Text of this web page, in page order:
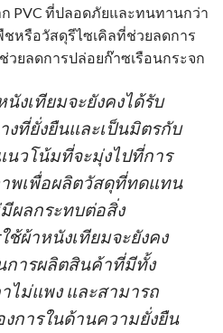
PVC ที่ปลอดภัยและทนทานกว่า
ชหรือวัสดุรีไซเคิลที่ช่วยลดการ
ยลดการปล่อยก๊าซเรือนกระจก
นังเทียมจะยังคงได้รับ
ที่ยั่งยืนและเป็นมิตรกับ
นวโน้มที่จะมุ่งไปที่การ
พเพื่อผลิตวัสดุที่ทดแทน
ผลกระทบต่อสิ่ง
ช้ผ้าหนังเทียมจะยังคง
การผลิตสินค้าที่มีทั้ง
ไม่แพง และสามารถ
การในด้านความยั่งยืน